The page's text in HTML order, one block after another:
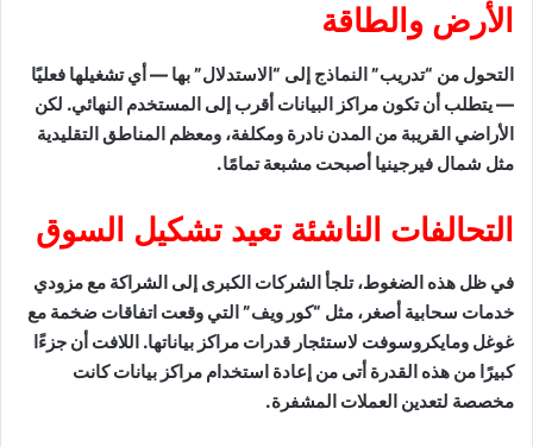
الأرض والطاقة
التحول من “تدريب” النماذج إلى “الاستدلال” بها — أي تشغيلها فعليًا
— يتطلب أن تكون مراكز البيانات أقرب إلى المستخدم النهائي. لكن
الأراضي القريبة من المدن نادرة ومكلفة، ومعظم المناطق التقليدية
مثل شمال فيرجينيا أصبحت مشبعة تمامًا.
التحالفات الناشئة تعيد تشكيل السوق
في ظل هذه الضغوط، تلجأ الشركات الكبرى إلى الشراكة مع مزودي
خدمات سحابية أصغر، مثل “كور ويف” التي وقعت اتفاقات ضخمة مع
غوغل ومايكروسوفت لاستئجار قدرات مراكز بياناتها. اللافت أن جزءًا
كبيرًا من هذه القدرة أتى من إعادة استخدام مراكز بيانات كانت
مخصصة لتعدين العملات المشفرة.